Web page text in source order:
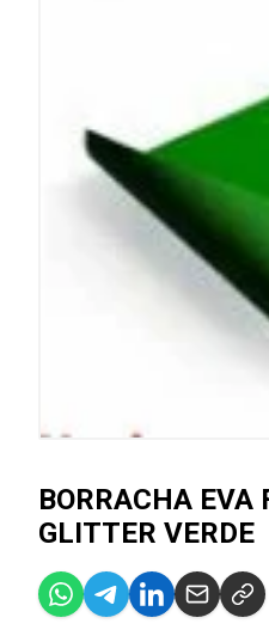
BORRACHA EVA
GLITTER VERDE